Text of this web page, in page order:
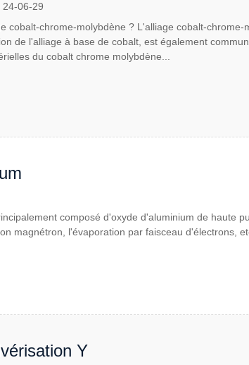
24-06-29
cobalt-chrome-molybdène ? L'alliage cobalt-
de l'alliage à base de cobalt, est également
du cobalt chrome molybdène...
composé d'oxyde d'aluminium de haute
magnétron, l'évaporation par faisceau d'électrons,
Y